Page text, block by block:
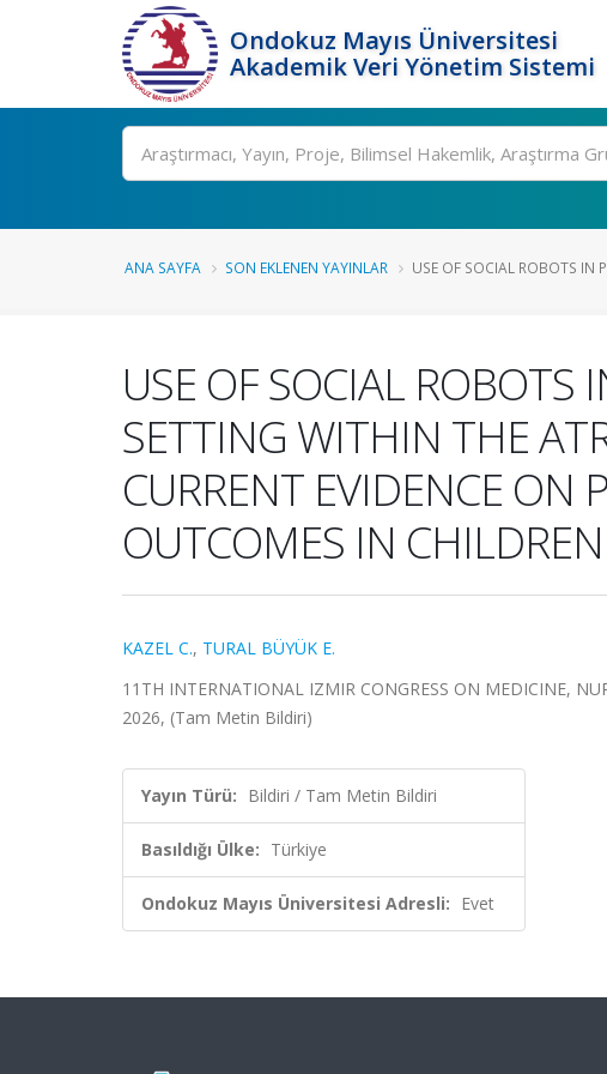
Ondokuz Mayıs Üniversitesi
Akademik Veri Yönetim Sistemi
Ara
ANA SAYFA SON EKLENEN YAYINLAR USE OF SOCIAL ROBOTS IN
USE OF SOCIAL
SETTING WITHIN THE
CURRENT EVIDENCE ON
OUTCOMES IN CHILDREN
KAZEL C., TURAL BÜYÜK E.
11TH INTERNATIONAL IZMIR CONGRESS ON MEDICINE,
2026, (Tam Metin Bildiri)
Yayın Türü: Bildiri / Tam Metin Bildiri
Basıldığı Ülke: Türkiye
Ondokuz Mayıs Üniversitesi Adresli: Evet